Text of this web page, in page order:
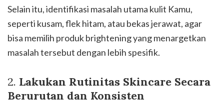
Selain itu, identifikasi masalah utama kulit Kamu,
seperti kusam, flek hitam, atau bekas jerawat, agar
bisa memilih produk brightening yang menargetkan
masalah tersebut dengan lebih spesifik.
2. Lakukan Rutinitas Skincare Secara
Berurutan dan Konsisten